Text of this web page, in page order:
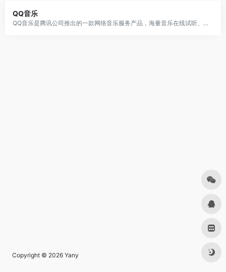
QQ音乐
QQ音乐是腾讯公司推出的一款网络音乐服务产品，海量音乐在线试听、新歌热歌在线首发、歌词翻译、手机铃声下载、高品质无损音乐试听、海量无损曲库、正版音乐下载、空间背景音乐设置、MV观看等，是互联网音乐播放和下载的优选。
Copyright © 2026 Yany